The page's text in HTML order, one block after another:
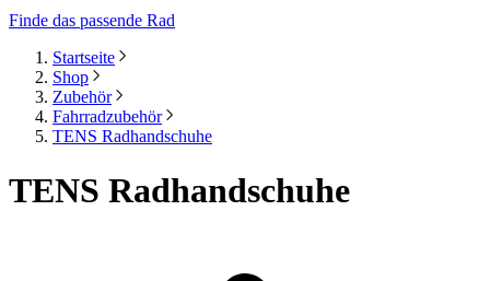
Finde das passende Rad
Startseite
Shop
Zubehör
Fahrradzubehör
TENS Radhandschuhe
TENS Radhandschuhe